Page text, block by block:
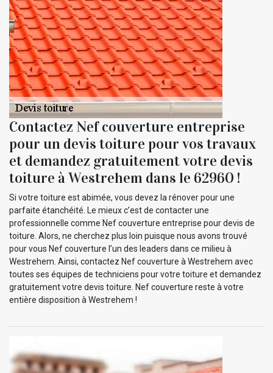
Contactez Nef couverture entreprise
pour un devis toiture pour vos travaux
et demandez gratuitement votre devis
toiture à Westrehem dans le 62960 !
Si votre toiture est abimée, vous devez la rénover pour une
parfaite étanchéité. Le mieux c’est de contacter une
professionnelle comme Nef couverture entreprise pour devis de
toiture. Alors, ne cherchez plus loin puisque nous avons trouvé
pour vous Nef couverture l’un des leaders dans ce milieu à
Westrehem. Ainsi, contactez Nef couverture à Westrehem avec
toutes ses équipes de techniciens pour votre toiture et demandez
gratuitement votre devis toiture. Nef couverture reste à votre
entière disposition à Westrehem !